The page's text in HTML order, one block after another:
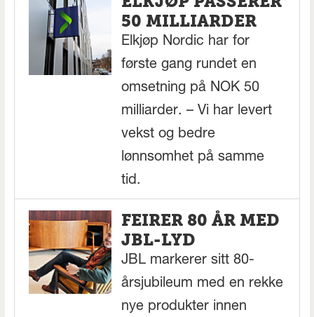
50 MILLIARDER
Elkjøp Nordic har for
første gang rundet en
omsetning på NOK 50
milliarder. – Vi har levert
vekst og bedre
lønnsomhet på samme
tid.
FEIRER 80 ÅR MED
JBL-LYD
JBL markerer sitt 80-
årsjubileum med en rekke
nye produkter innen